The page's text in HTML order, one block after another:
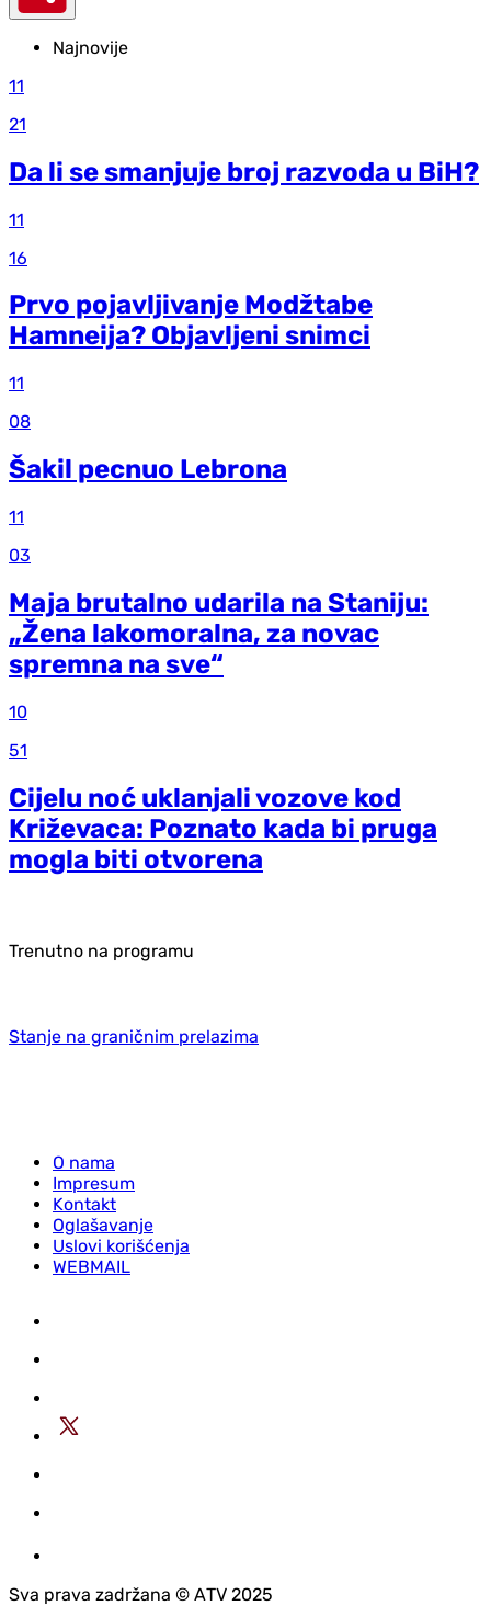
Najnovije
11
21
Da li se smanjuje broj razvoda u BiH?
11
16
Prvo pojavljivanje Modžtabe
Hamneija? Objavljeni snimci
11
08
Šakil pecnuo Lebrona
11
03
Maja brutalno udarila na Staniju:
„Žena lakomoralna, za novac
spremna na sve“
10
51
Cijelu noć uklanjali vozove kod
Križevaca: Poznato kada bi pruga
mogla biti otvorena
Trenutno na programu
Stanje na graničnim prelazima
O nama
Impresum
Kontakt
Oglašavanje
Uslovi korišćenja
WEBMAIL
Sva prava zadržana © АTV 2025